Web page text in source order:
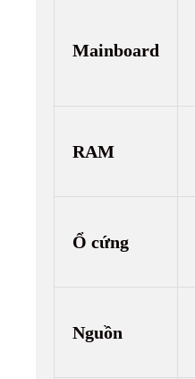
Mainboard
RAM
Ổ cứng
Nguồn